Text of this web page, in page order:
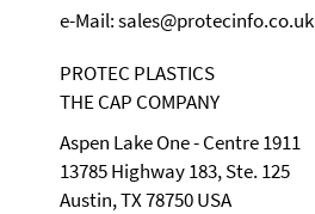
e-Mail: sales@protecinfo.co.uk
PROTEC PLASTICS
THE CAP COMPANY
Aspen Lake One - Centre 1911
13785 Highway 183, Ste. 125
Austin, TX 78750 USA